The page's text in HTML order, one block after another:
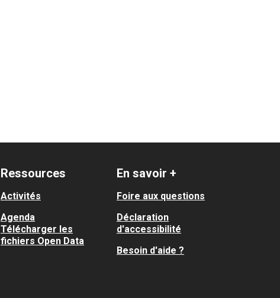
Ressources
Activités
Agenda
Télécharger les
fichiers Open Data
En savoir +
Foire aux questions
Déclaration
d'accessibilité
Besoin d'aide ?